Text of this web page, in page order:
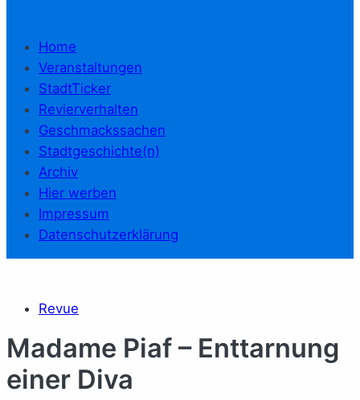
Home
Veranstaltungen
StadtTicker
Revierverhalten
Geschmackssachen
Stadtgeschichte(n)
Archiv
Hier werben
Impressum
Datenschutzerklärung
Revue
Madame Piaf – Enttarnung
einer Diva